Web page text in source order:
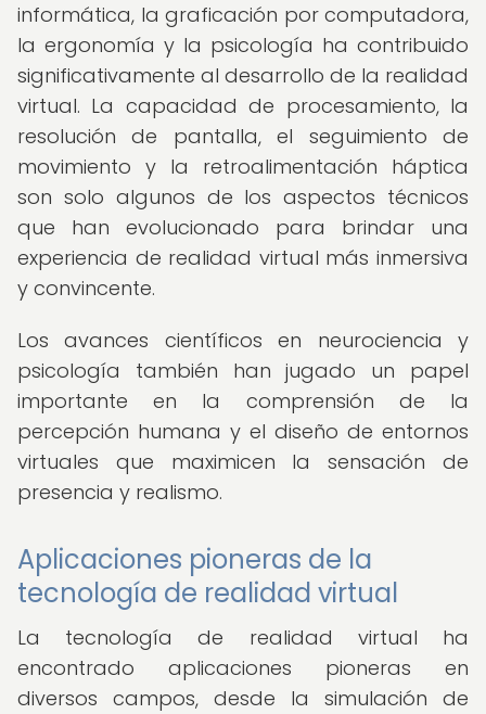
informática, la graficación por computadora,
la ergonomía y la psicología ha contribuido
significativamente al desarrollo de la realidad
virtual. La capacidad de procesamiento, la
resolución de pantalla, el seguimiento de
movimiento y la retroalimentación háptica
son solo algunos de los aspectos técnicos
que han evolucionado para brindar una
experiencia de realidad virtual más inmersiva
y convincente.
Los avances científicos en neurociencia y
psicología también han jugado un papel
importante en la comprensión de la
percepción humana y el diseño de entornos
virtuales que maximicen la sensación de
presencia y realismo.
Aplicaciones pioneras de la
tecnología de realidad virtual
La tecnología de realidad virtual ha
encontrado aplicaciones pioneras en
diversos campos, desde la simulación de